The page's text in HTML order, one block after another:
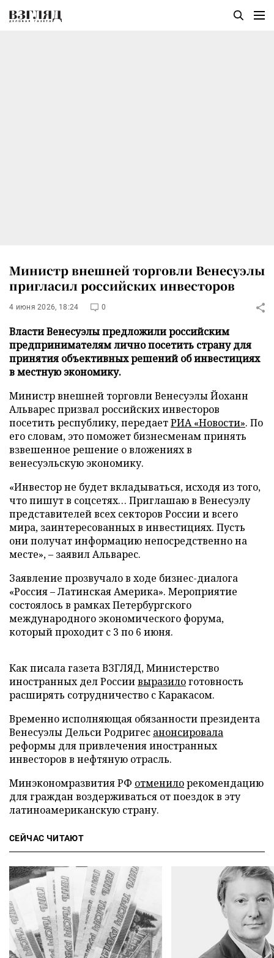
Министр внешней торговли Венесуэлы
пригласил российских инвесторов
4 июня 2026, 18:24 0
Власти Венесуэлы предложили российским
предпринимателям лично посетить страну для
принятия объективных решений об инвестициях
в местную экономику.
Министр внешней торговли Венесуэлы Йоханн
Альварес призвал российских инвесторов
посетить республику, передаетРИА «Новости». По
его словам, это поможет бизнесменам принять
взвешенное решение о вложениях в
венесуэльскую экономику.
«Инвестор не будет вкладываться, исходя из того,
что пишут в соцсетях… Приглашаю в Венесуэлу
представителей всех секторов России и всего
мира, заинтересованных в инвестициях. Пусть
они получат информацию непосредственно на
месте», – заявил Альварес.
Заявление прозвучало в ходе бизнес-диалога
«Россия – Латинская Америка». Мероприятие
состоялось в рамках Петербургского
международного экономического форума,
который проходит с 3 по 6 июня.
Как писала газета ВЗГЛЯД, Министерство
иностранных дел Россиивыразилоготовность
расширять сотрудничество с Каракасом.
Временно исполняющая обязанности президента
Венесуэлы Дельси Родригес анонсировала
реформы для привлечения иностранных
инвесторов в нефтяную отрасль.
Минэкономразвития РФ отменилорекомендацию
для граждан воздерживаться от поездок в эту
латиноамериканскую страну.
СЕЙЧАС ЧИТАЮТ